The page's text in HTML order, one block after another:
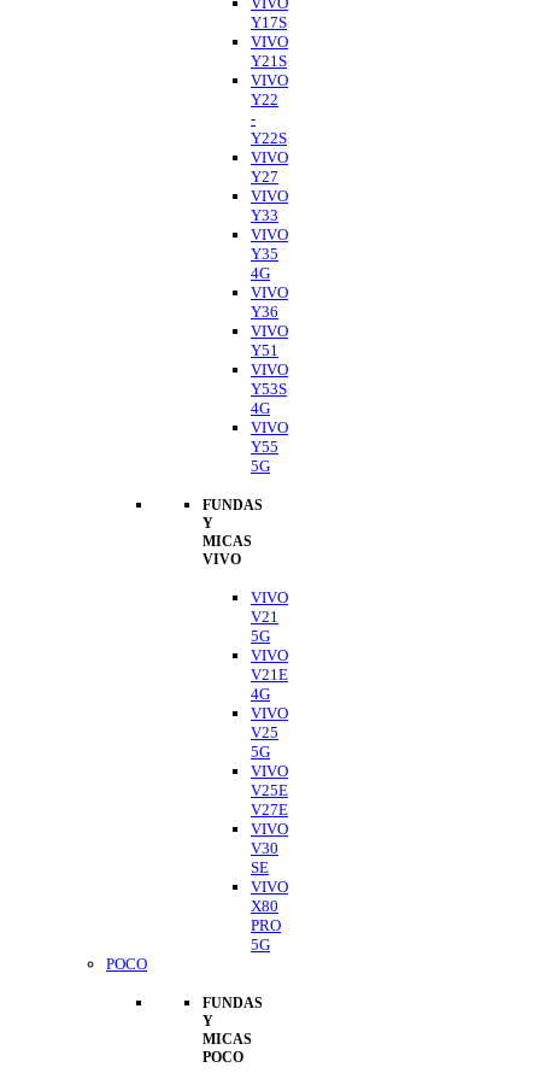
Y17S
VIVO
Y21S
VIVO
Y22
-
Y22S
VIVO
Y27
VIVO
Y33
VIVO
Y35
4G
VIVO
Y36
VIVO
Y51
VIVO
Y53S
4G
VIVO
Y55
5G
FUNDAS
Y
MICAS
VIVO
VIVO
V21
5G
VIVO
V21E
4G
VIVO
V25
5G
VIVO
V25E
V27E
VIVO
V30
SE
VIVO
X80
PRO
5G
POCO
FUNDAS
Y
MICAS
POCO